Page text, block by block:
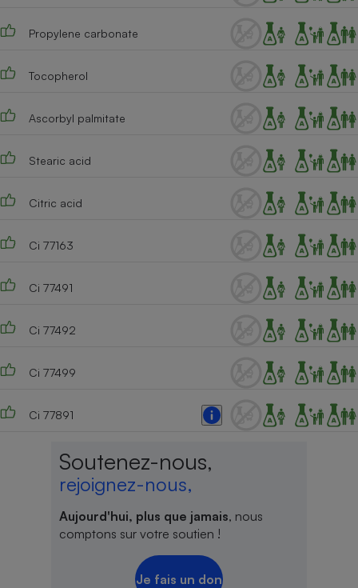
Propylene carbonate
Tocopherol
Ascorbyl palmitate
Stearic acid
Citric acid
Ci 77163
Ci 77491
Ci 77492
Ci 77499
Ci 77891
Soutenez-nous,
rejoignez-nous,
Aujourd'hui, plus que jamais, nous
comptons sur votre soutien !
Je fais un don